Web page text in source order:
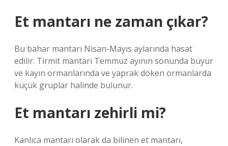
Et mantarı ne zaman çıkar?
Bu bahar mantarı Nisan-Mayıs aylarında hasat
edilir. Tirmit mantarı Temmuz ayının sonunda büyür
ve kayın ormanlarında ve yaprak döken ormanlarda
küçük gruplar halinde bulunur.
Et mantarı zehirli mi?
Kanlıca mantarı olarak da bilinen et mantarı,